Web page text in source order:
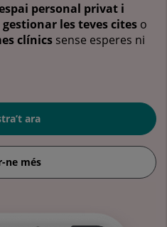
personal privat i
les teves cites o
clínics sense esperes ni
ara
ne més